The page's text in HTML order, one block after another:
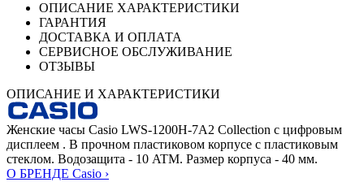
ОПИСАНИЕ ХАРАКТЕРИСТИКИ
ГАРАНТИЯ
ДОСТАВКА И ОПЛАТА
СЕРВИСНОЕ ОБСЛУЖИВАНИЕ
ОТЗЫВЫ
ОПИСАНИЕ И ХАРАКТЕРИСТИКИ
Женские часы Casio LWS-1200H-7A2 Collection с цифровым
дисплеем . В прочном пластиковом корпусе с пластиковым
стеклом. Водозащита - 10 ATM. Размер корпуса - 40 мм.
О БРЕНДЕ Casio ›